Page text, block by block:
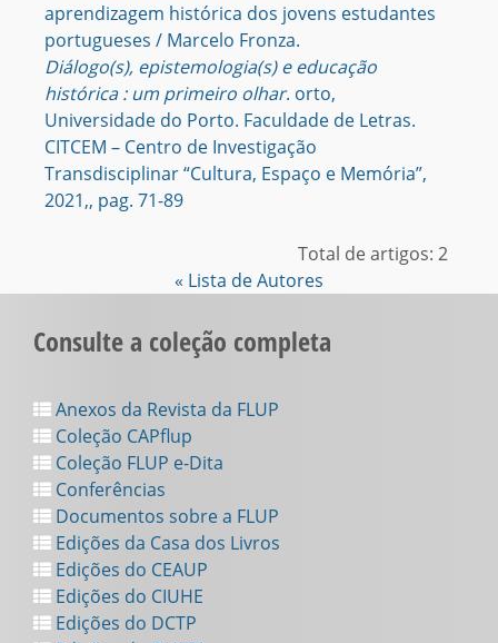
aprendizagem histórica dos jovens estudantes
portugueses / Marcelo Fronza.
Diálogo(s), epistemologia(s) e educação
histórica : um primeiro olhar. orto,
Universidade do Porto. Faculdade de Letras.
CITCEM – Centro de Investigação
Transdisciplinar “Cultura, Espaço e Memória”,
2021,, pag. 71-89
Total de artigos: 2
« Lista de Autores
Consulte a coleção completa
Anexos da Revista da FLUP
Coleção CAPflup
Coleção FLUP e-Dita
Conferências
Documentos sobre a FLUP
Edições da Casa dos Livros
Edições do CEAUP
Edições do CIUHE
Edições do DCTP